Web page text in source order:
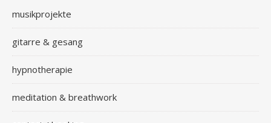
musikprojekte
gitarre & gesang
hypnotherapie
meditation & breathwork